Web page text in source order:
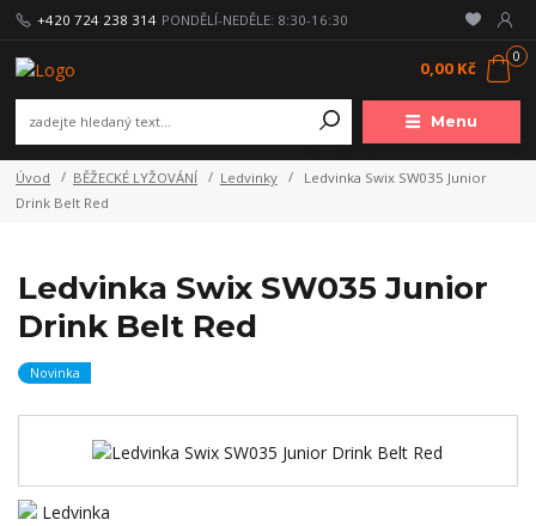
Menu
+420 724 238 314 PONDĚLÍ-NEDĚLE: 8:30-16:30
0
0,00 Kč
Úvod BĚŽECKÉ LYŽOVÁNÍ Ledvinky
Ledvinka Swix SW035 Junior
Drink Belt Red
Ledvinka Swix SW035 Junior
Drink Belt Red
Novinka